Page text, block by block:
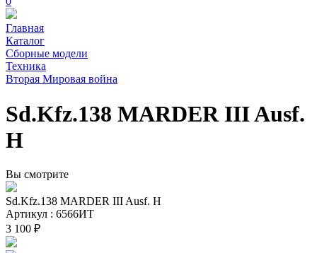
Главная
Каталог
Сборные модели
Техника
Вторая Мировая война
Sd.Kfz.138 MARDER III Ausf.
H
Вы смотрите
Sd.Kfz.138 MARDER III Ausf. H
Артикул : 6566ИТ
3 100 ₽